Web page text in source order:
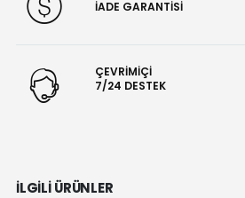
İADE GARANTİSİ
ÇEVRİMİÇİ
7/24 DESTEK
İLGILI ÜRÜNLER